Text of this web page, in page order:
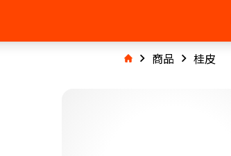
商品 桂皮